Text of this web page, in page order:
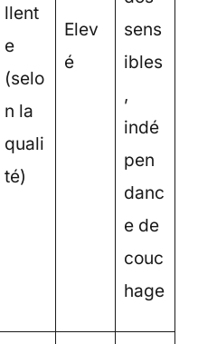
llent
e
(selo
n la
quali
té)
Elev
é
sens
ibles
,
indé
pen
danc
e de
couc
hage